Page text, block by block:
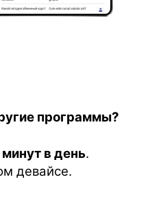
программы?
минут в день.
девайсе.